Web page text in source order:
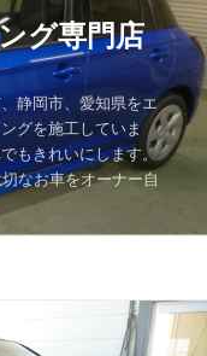
グ専門店
静岡市、愛知県をエ
グを施工していま
もきれいにします。
なお車をオーナー自